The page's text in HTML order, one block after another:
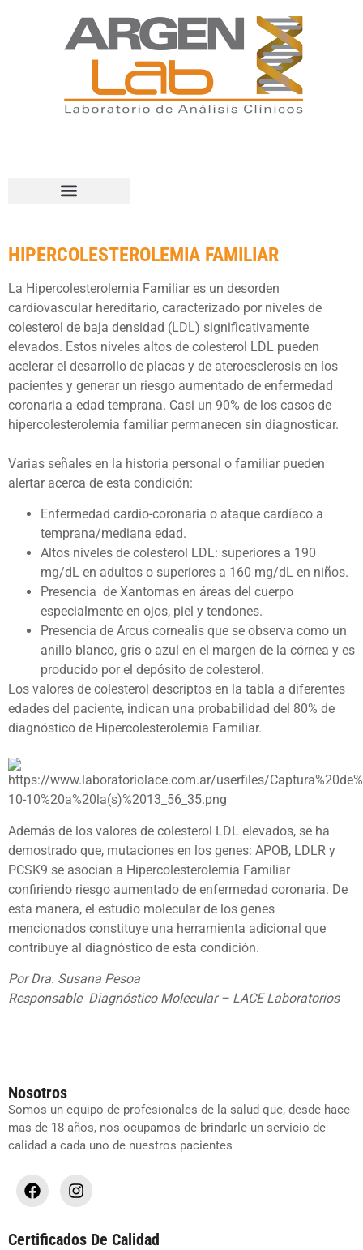
HIPERCOLESTEROLEMIA FAMILIAR
La Hipercolesterolemia Familiar es un desorden
cardiovascular hereditario, caracterizado por niveles de
colesterol de baja densidad (LDL) significativamente
elevados. Estos niveles altos de colesterol LDL pueden
acelerar el desarrollo de placas y de ateroesclerosis en los
pacientes y generar un riesgo aumentado de enfermedad
coronaria a edad temprana. Casi un 90% de los casos de
hipercolesterolemia familiar permanecen sin diagnosticar.
Varias señales en la historia personal o familiar pueden
alertar acerca de esta condición:
Enfermedad cardio-coronaria o ataque cardíaco a
temprana/mediana edad.
Altos niveles de colesterol LDL: superiores a 190
mg/dL en adultos o superiores a 160 mg/dL en niños.
Presencia de Xantomas en áreas del cuerpo
especialmente en ojos, piel y tendones.
Presencia de Arcus cornealis que se observa como un
anillo blanco, gris o azul en el margen de la córnea y es
producido por el depósito de colesterol.
Los valores de colesterol descriptos en la tabla a diferentes
edades del paciente, indican una probabilidad del 80% de
diagnóstico de Hipercolesterolemia Familiar.
Además de los valores de colesterol LDL elevados, se ha
demostrado que, mutaciones en los genes: APOB, LDLR y
PCSK9 se asocian a Hipercolesterolemia Familiar
confiriendo riesgo aumentado de enfermedad coronaria. De
esta manera, el estudio molecular de los genes
mencionados constituye una herramienta adicional que
contribuye al diagnóstico de esta condición.
Por Dra. Susana Pesoa
Responsable Diagnóstico Molecular – LACE Laboratorios
Nosotros
Somos un equipo de profesionales de la salud que, desde hace
mas de 18 años, nos ocupamos de brindarle un servicio de
calidad a cada uno de nuestros pacientes
Certificados De Calidad